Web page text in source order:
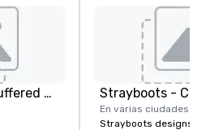
KLS Worldwide Chauffered Services
En varias ciudades
Strayboots designs